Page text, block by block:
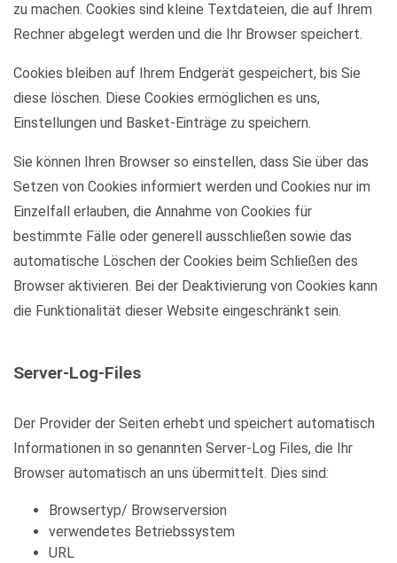
zu machen. Cookies sind kleine Textdateien, die auf Ihrem
Rechner abgelegt werden und die Ihr Browser speichert.
Cookies bleiben auf Ihrem Endgerät gespeichert, bis Sie
diese löschen. Diese Cookies ermöglichen es uns,
Einstellungen und Basket-Einträge zu speichern.
Sie können Ihren Browser so einstellen, dass Sie über das
Setzen von Cookies informiert werden und Cookies nur im
Einzelfall erlauben, die Annahme von Cookies für
bestimmte Fälle oder generell ausschließen sowie das
automatische Löschen der Cookies beim Schließen des
Browser aktivieren. Bei der Deaktivierung von Cookies kann
die Funktionalität dieser Website eingeschränkt sein.
Server-Log-Files
Der Provider der Seiten erhebt und speichert automatisch
Informationen in so genannten Server-Log Files, die Ihr
Browser automatisch an uns übermittelt. Dies sind:
Browsertyp/ Browserversion
verwendetes Betriebssystem
URL